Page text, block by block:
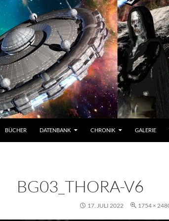
BÜCHER DATENBANK CHRONIK GALERIE
BG03_THORA-V6
17. JULI 2022 1754 ×